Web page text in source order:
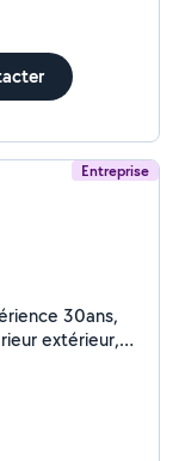
Entreprise
30ans,
extérieur,
suite laissez
ou bien
il est